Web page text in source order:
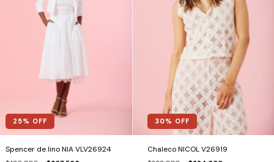
25% OFF
Spencer de lino NIA VLV26924
30% OFF
Chaleco NICOL V26919